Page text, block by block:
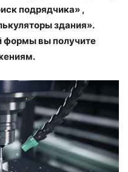
подрядчика» ,
здания».
формы вы получите